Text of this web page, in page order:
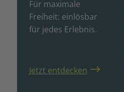
Für maximale
Freiheit: einlösbar
für jedes Erlebnis.
Jetzt entdecken